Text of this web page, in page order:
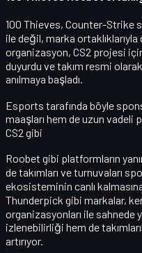
100 Thieves, Counter-Strike
ile değil, marka ortaklıklarıyla
organizasyon, CS2 projesi
duyurdu ve takım resmi olarak
anılmaya başladı.
Esports tarafında böyle
maaşları hem de uzun
CS2 gibi
Roobet gibi platformların
de takımları ve turnuvaları
ekosisteminin canlı
Thunderpick gibi markalar,
organizasyonları ile sahnede
izlenebilirliği hem de
artırıyor.